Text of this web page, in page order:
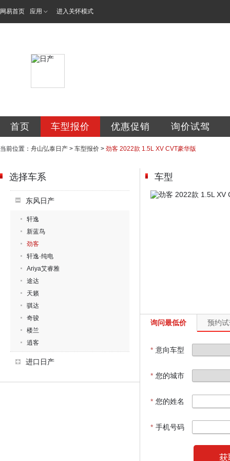
网易首页 应用 进入关怀模式
首页 车型报价 优惠促销 询价试驾
当前位置： 舟山弘泰日产 > 车型报价 > 劲客 2022款 1.5L XV CVT豪华版
选择车系
东风日产
轩逸
新蓝鸟
劲客
轩逸·纯电
Ariya艾睿雅
途达
天籁
骐达
奇骏
楼兰
逍客
进口日产
车型
询问最低价 预约
* 意向车型
* 您的城市
* 您的姓名
* 手机号码
获